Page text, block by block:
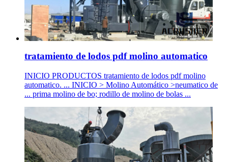
tratamiento de lodos pdf molino automatico
INICIO PRODUCTOS tratamiento de lodos pdf molino
automatico. ... INICIO > Molino Automático >neumatico de
... prima molino de bo; rodillo de molino de bolas ...